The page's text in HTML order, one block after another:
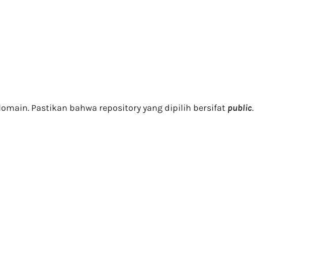
Pastikan bahwa repository yang dipilih bersifat public.